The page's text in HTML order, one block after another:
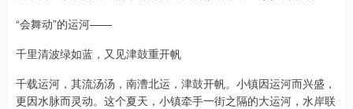
“会舞动”的运河——
千里清波绿如蓝，又见津鼓重开帆
千载运河，其流汤汤，南漕北运，津鼓开帆。小镇因运河而兴盛，
更因水脉而灵动。这个夏天，小镇牵手一街之隔的大运河，水岸联